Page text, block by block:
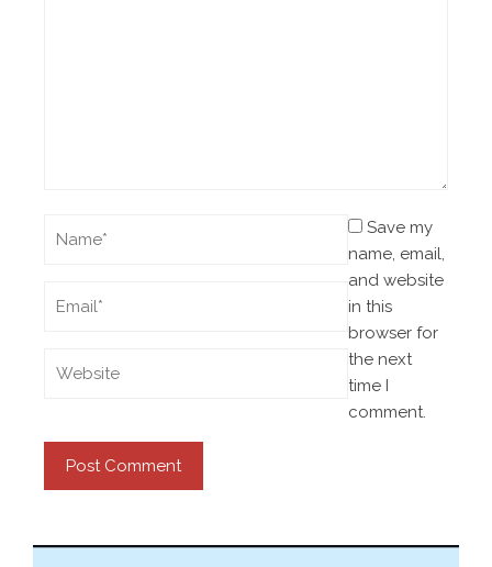
Save my
name, email,
and website
in this
browser for
the next
time I
comment.